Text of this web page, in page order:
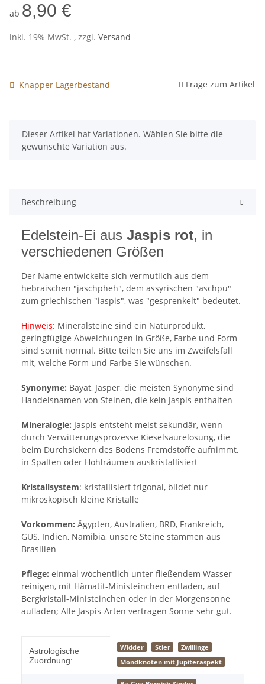
ab 8,90 €
inkl. 19% MwSt. , zzgl. Versand
Knapper Lagerbestand Frage zum Artikel
x
Dieser Artikel hat Variationen. Wählen Sie bitte die
gewünschte Variation aus.
Beschreibung
Edelstein-Ei aus Jaspis rot, in
verschiedenen Größen
Der Name entwickelte sich vermutlich aus dem
hebräischen "jaschpheh", dem assyrischen "aschpu"
zum griechischen "iaspis", was "gesprenkelt" bedeutet.
Hinweis: Mineralsteine sind ein Naturprodukt,
geringfügige Abweichungen in Größe, Farbe und Form
sind somit normal. Bitte teilen Sie uns im Zweifelsfall
mit, welche Form und Farbe Sie wünschen.
Synonyme: Bayat, Jasper, die meisten Synonyme sind
Handelsnamen von Steinen, die kein Jaspis enthalten
Mineralogie: Jaspis entsteht meist sekundär, wenn
durch Verwitterungsprozesse Kieselsäurelösung, die
beim Durchsickern des Bodens Fremdstoffe aufnimmt,
in Spalten oder Hohlräumen auskristallisiert
Kristallsystem: kristallisiert trigonal, bildet nur
mikroskopisch kleine Kristalle
Vorkommen: Ägypten, Australien, BRD, Frankreich,
GUS, Indien, Namibia, unsere Steine stammen aus
Brasilien
Pflege: einmal wöchentlich unter fließendem Wasser
reinigen, mit Hämatit-Ministeinchen entladen, auf
Bergkristall-Ministeinchen oder in der Morgensonne
aufladen; Alle Jaspis-Arten vertragen Sonne sehr gut.
Produkteigenschaft
Wert
Astrologische
Zuordnung:
Widder Stier
Zwillinge
Mondknoten mit Jupiteraspekt